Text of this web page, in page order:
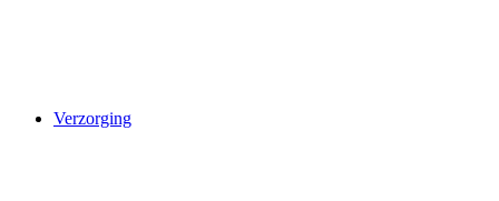
Verzorging